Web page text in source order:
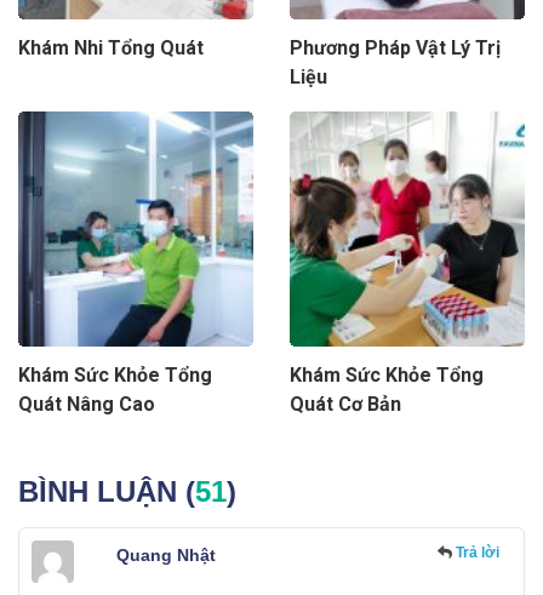
Khám Nhi Tổng Quát
Phương Pháp Vật Lý Trị
Liệu
Khám Sức Khỏe Tổng
Quát Nâng Cao
Khám Sức Khỏe Tổng
Quát Cơ Bản
BÌNH LUẬN (51)
Quang Nhật Trả lời